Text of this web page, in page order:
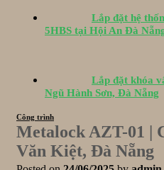
Lắp đặt hệ
5HBS tại Hội An Đà
Lắp đặt khóa
Ngũ Hành Sơn, Đà Nẵng
Công trình
Metalock AZT-01 |
Văn Kiệt, Đà Nẵng